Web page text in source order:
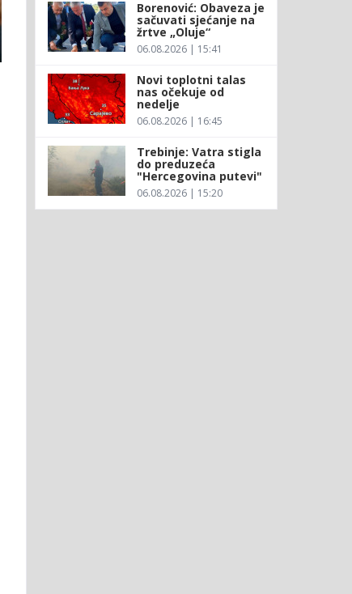
Borenović: Obaveza je
sačuvati sjećanje na
žrtve „Oluje“
06.08.2026 | 15:41
Novi toplotni talas
nas očekuje od
nedelje
06.08.2026 | 16:45
Trebinje: Vatra stigla
do preduzeća
"Hercegovina putevi"
06.08.2026 | 15:20